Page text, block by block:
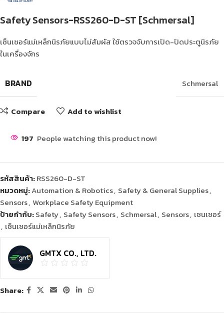
Safety Sensors-RSS260-D-ST [Schmersal]
เซ็นเซอร์แม่เหล็กนิรภัยแบบไม่สัมผัส ใช้ตรวจจับการเปิด-ปิดประตูนิรภัย
ในเครื่องจักร
BRAND Schmersal
Compare Add to wishlist
197 People watching this product now!
รหัสสินค้า:RSS260-D-ST
หมวดหมู่:Automation & Robotics, Safety & General Supplies,
Sensors, Workplace Safety Equipment
ป้ายกำกับ:Safety, Safety Sensors, Schmersal, Sensors, เซนเซอร์
, เซ็นเซอร์แม่เหล็กนิรภัย
GMTX CO., LTD.
Share: